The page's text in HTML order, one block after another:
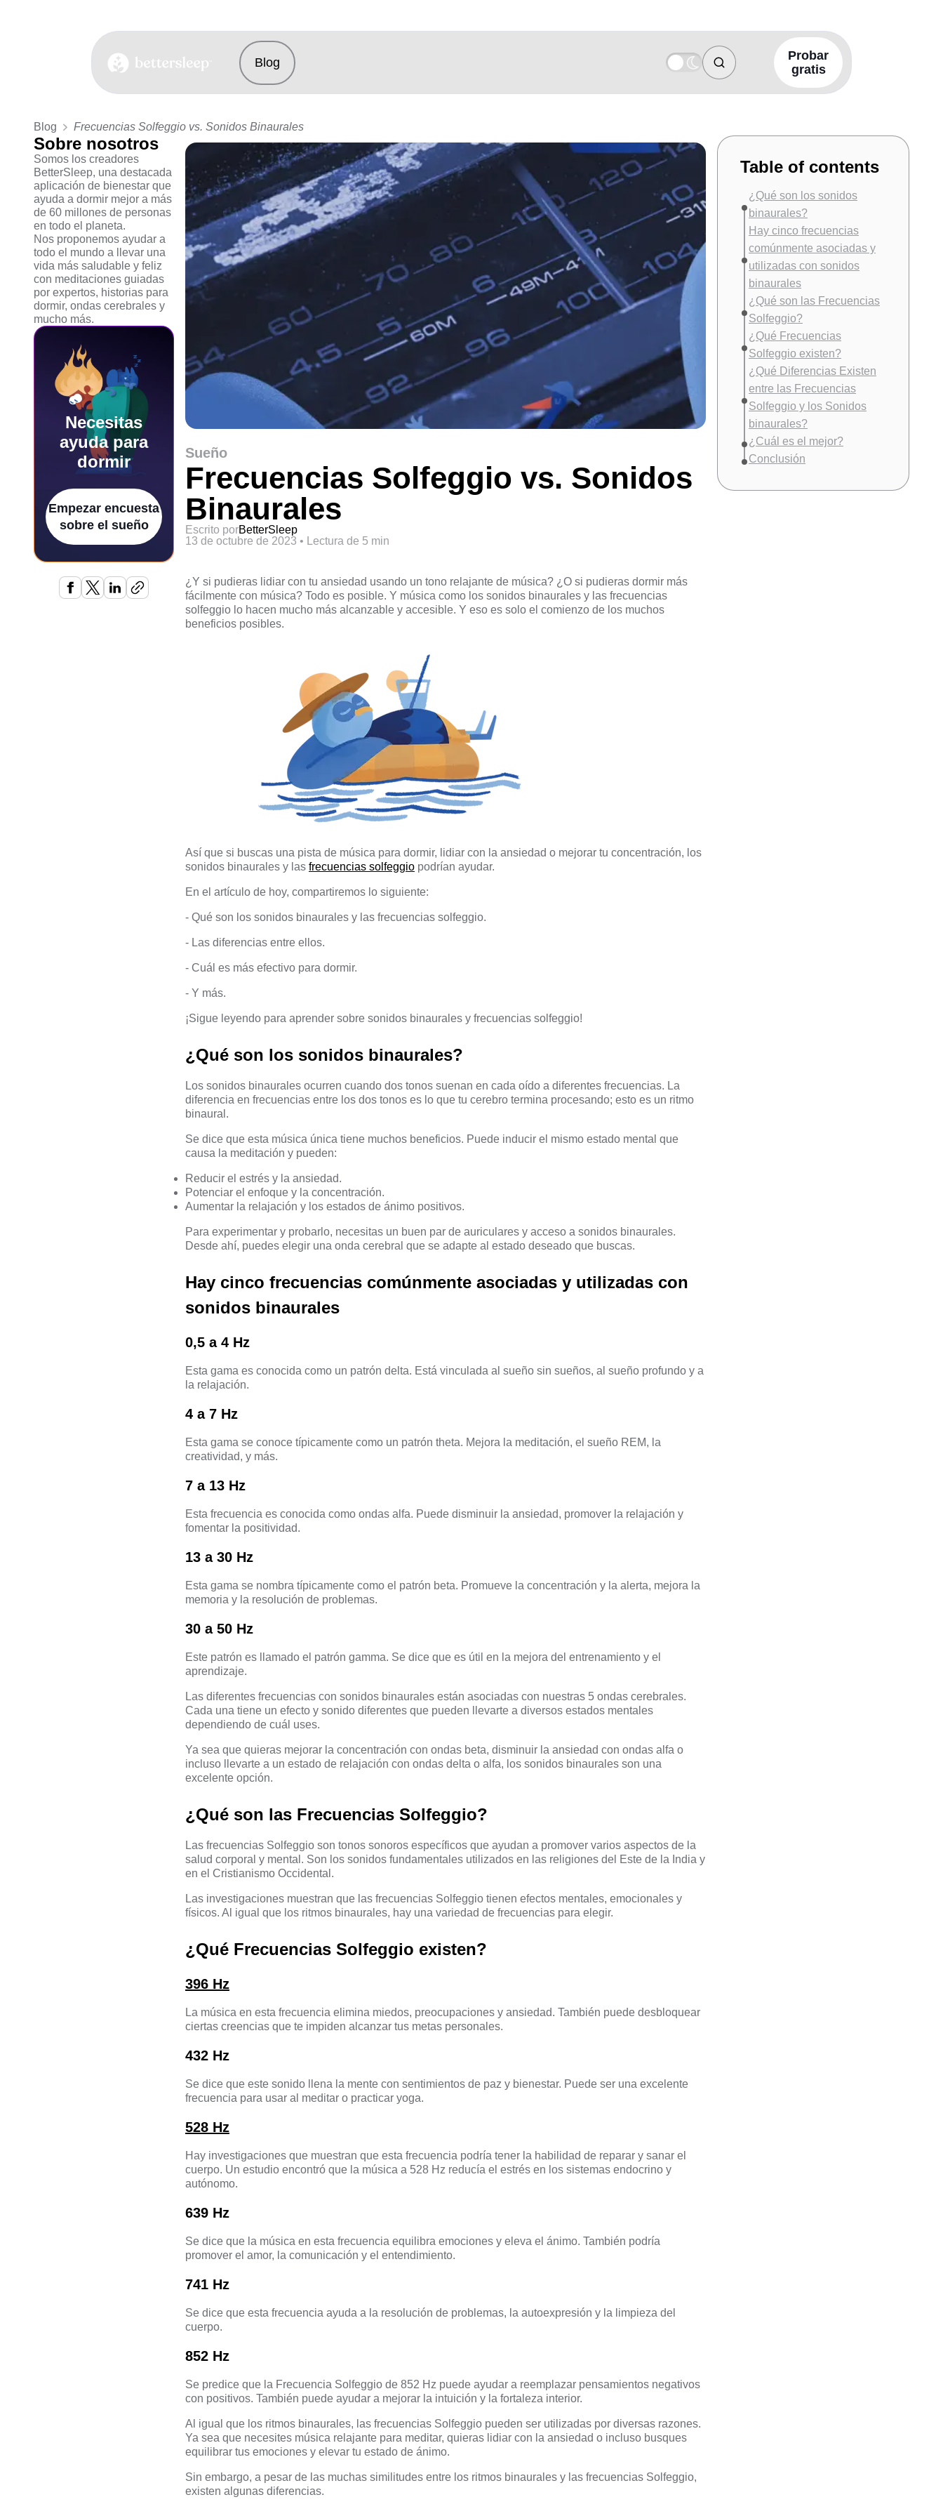
BetterSleep Logo
Blog
Probar
gratis
Blog Frecuencias Solfeggio vs. Sonidos Binaurales
Sobre nosotros
Somos los creadores
BetterSleep, una destacada
aplicación de bienestar que
ayuda a dormir mejor a más
de 60 millones de personas
en todo el planeta.
Nos proponemos ayudar a
todo el mundo a llevar una
vida más saludable y feliz
con meditaciones guiadas
por expertos, historias para
dormir, ondas cerebrales y
mucho más.
Necesitas
ayuda para
dormir
Empezar encuesta
sobre el sueño
Sueño
Frecuencias Solfeggio vs. Sonidos
Binaurales
Escrito porBetterSleep
13 de octubre de 2023 • Lectura de 5 min
¿Y si pudieras lidiar con tu ansiedad usando un tono relajante de música? ¿O si pudieras dormir más
fácilmente con música? Todo es posible. Y música como los sonidos binaurales y las frecuencias
solfeggio lo hacen mucho más alcanzable y accesible. Y eso es solo el comienzo de los muchos
beneficios posibles.
Así que si buscas una pista de música para dormir, lidiar con la ansiedad o mejorar tu concentración, los
sonidos binaurales y las frecuencias solfeggio podrían ayudar.
En el artículo de hoy, compartiremos lo siguiente:
- Qué son los sonidos binaurales y las frecuencias solfeggio.
- Las diferencias entre ellos.
- Cuál es más efectivo para dormir.
- Y más.
¡Sigue leyendo para aprender sobre sonidos binaurales y frecuencias solfeggio!
¿Qué son los sonidos binaurales?
Los sonidos binaurales ocurren cuando dos tonos suenan en cada oído a diferentes frecuencias. La
diferencia en frecuencias entre los dos tonos es lo que tu cerebro termina procesando; esto es un ritmo
binaural.
Se dice que esta música única tiene muchos beneficios. Puede inducir el mismo estado mental que
causa la meditación y pueden:
Reducir el estrés y la ansiedad.
Potenciar el enfoque y la concentración.
Aumentar la relajación y los estados de ánimo positivos.
Para experimentar y probarlo, necesitas un buen par de auriculares y acceso a sonidos binaurales.
Desde ahí, puedes elegir una onda cerebral que se adapte al estado deseado que buscas.
Hay cinco frecuencias comúnmente asociadas y utilizadas con
sonidos binaurales
0,5 a 4 Hz
Esta gama es conocida como un patrón delta. Está vinculada al sueño sin sueños, al sueño profundo y a
la relajación.
4 a 7 Hz
Esta gama se conoce típicamente como un patrón theta. Mejora la meditación, el sueño REM, la
creatividad, y más.
7 a 13 Hz
Esta frecuencia es conocida como ondas alfa. Puede disminuir la ansiedad, promover la relajación y
fomentar la positividad.
13 a 30 Hz
Esta gama se nombra típicamente como el patrón beta. Promueve la concentración y la alerta, mejora la
memoria y la resolución de problemas.
30 a 50 Hz
Este patrón es llamado el patrón gamma. Se dice que es útil en la mejora del entrenamiento y el
aprendizaje.
Las diferentes frecuencias con sonidos binaurales están asociadas con nuestras 5 ondas cerebrales.
Cada una tiene un efecto y sonido diferentes que pueden llevarte a diversos estados mentales
dependiendo de cuál uses.
Ya sea que quieras mejorar la concentración con ondas beta, disminuir la ansiedad con ondas alfa o
incluso llevarte a un estado de relajación con ondas delta o alfa, los sonidos binaurales son una
excelente opción.
¿Qué son las Frecuencias Solfeggio?
Las frecuencias Solfeggio son tonos sonoros específicos que ayudan a promover varios aspectos de la
salud corporal y mental. Son los sonidos fundamentales utilizados en las religiones del Este de la India y
en el Cristianismo Occidental.
Las investigaciones muestran que las frecuencias Solfeggio tienen efectos mentales, emocionales y
físicos. Al igual que los ritmos binaurales, hay una variedad de frecuencias para elegir.
¿Qué Frecuencias Solfeggio existen?
396 Hz
La música en esta frecuencia elimina miedos, preocupaciones y ansiedad. También puede desbloquear
ciertas creencias que te impiden alcanzar tus metas personales.
432 Hz
Se dice que este sonido llena la mente con sentimientos de paz y bienestar. Puede ser una excelente
frecuencia para usar al meditar o practicar yoga.
528 Hz
Hay investigaciones que muestran que esta frecuencia podría tener la habilidad de reparar y sanar el
cuerpo. Un estudio encontró que la música a 528 Hz reducía el estrés en los sistemas endocrino y
autónomo.
639 Hz
Se dice que la música en esta frecuencia equilibra emociones y eleva el ánimo. También podría
promover el amor, la comunicación y el entendimiento.
741 Hz
Se dice que esta frecuencia ayuda a la resolución de problemas, la autoexpresión y la limpieza del
cuerpo.
852 Hz
Se predice que la Frecuencia Solfeggio de 852 Hz puede ayudar a reemplazar pensamientos negativos
con positivos. También puede ayudar a mejorar la intuición y la fortaleza interior.
Al igual que los ritmos binaurales, las frecuencias Solfeggio pueden ser utilizadas por diversas razones.
Ya sea que necesites música relajante para meditar, quieras lidiar con la ansiedad o incluso busques
equilibrar tus emociones y elevar tu estado de ánimo.
Sin embargo, a pesar de las muchas similitudes entre los ritmos binaurales y las frecuencias Solfeggio,
existen algunas diferencias.
Table of contents
¿Qué son los sonidos
binaurales?
Hay cinco frecuencias
comúnmente asociadas y
utilizadas con sonidos
binaurales
¿Qué son las Frecuencias
Solfeggio?
¿Qué Frecuencias
Solfeggio existen?
¿Qué Diferencias Existen
entre las Frecuencias
Solfeggio y los Sonidos
binaurales?
¿Cuál es el mejor?
Conclusión